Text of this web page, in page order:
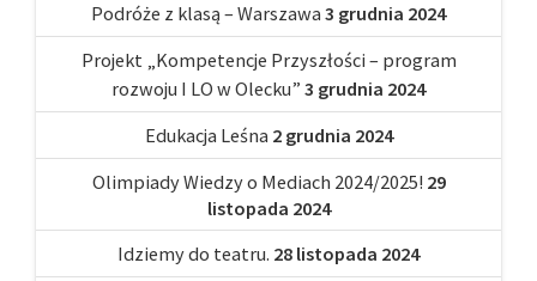
Podróże z klasą – Warszawa 3 grudnia 2024
Projekt „Kompetencje Przyszłości – program
rozwoju I LO w Olecku” 3 grudnia 2024
Edukacja Leśna 2 grudnia 2024
Olimpiady Wiedzy o Mediach 2024/2025! 29
listopada 2024
Idziemy do teatru. 28 listopada 2024